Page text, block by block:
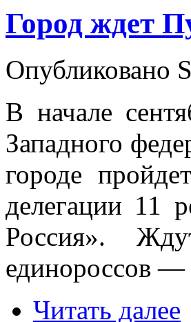
Город ждет
Опубликовано
В начале
Западного
городе
делегации 11
Россия».
единороссов
Читать далее